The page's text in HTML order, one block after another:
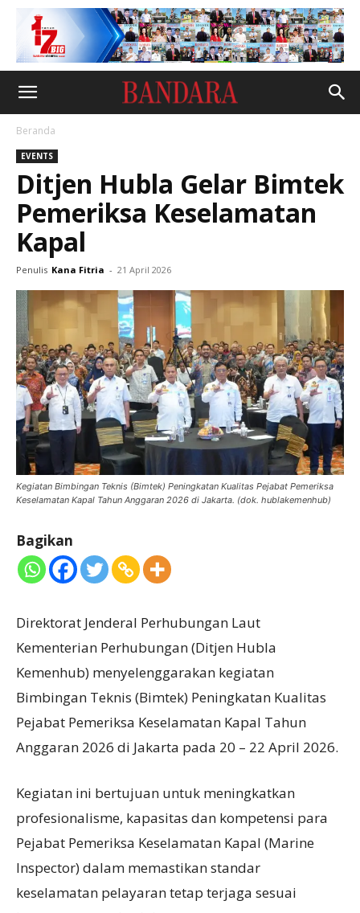
Beranda
EVENTS
Ditjen Hubla Gelar Bimtek
Pemeriksa Keselamatan
Kapal
Penulis Kana Fitria - 21 April 2026
Kegiatan Bimbingan Teknis (Bimtek) Peningkatan Kualitas Pejabat Pemeriksa
Keselamatan Kapal Tahun Anggaran 2026 di Jakarta. (dok. hublakemenhub)
Bagikan
Direktorat Jenderal Perhubungan Laut
Kementerian Perhubungan (Ditjen Hubla
Kemenhub) menyelenggarakan kegiatan
Bimbingan Teknis (Bimtek) Peningkatan Kualitas
Pejabat Pemeriksa Keselamatan Kapal Tahun
Anggaran 2026 di Jakarta pada 20 – 22 April 2026.
Kegiatan ini bertujuan untuk meningkatkan
profesionalisme, kapasitas dan kompetensi para
Pejabat Pemeriksa Keselamatan Kapal (Marine
Inspector) dalam memastikan standar
keselamatan pelayaran tetap terjaga sesuai